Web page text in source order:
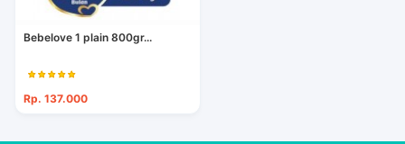
Bebelove 1 plain 800gr...
Rp. 137.000